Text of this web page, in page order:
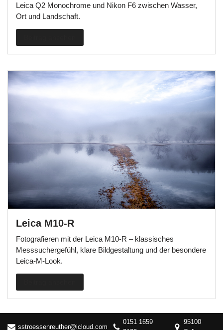
Leica Q2 Monochrome und Nikon F6 zwischen Wasser,
Ort und Landschaft.
Leica M10-R
Fotografieren mit der Leica M10-R – klassisches
Messsuchergefühl, klare Bildgestaltung und der besondere
Leica-M-Look.
sstroessenreuther@icloud.com
0151 1659
95100